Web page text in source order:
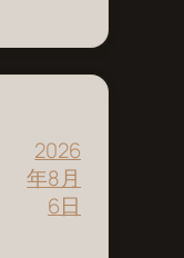
2026
年8月
6日